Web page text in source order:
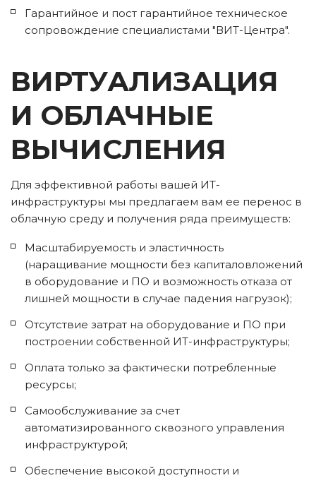
Гарантийное и пост гарантийное техническое
сопровождение специалистами "ВИТ-Центра".
ВИРТУАЛИЗАЦИЯ
И ОБЛАЧНЫЕ
ВЫЧИСЛЕНИЯ
Для эффективной работы вашей ИТ-
инфраструктуры мы предлагаем вам ее перенос в
облачную среду и получения ряда преимуществ:
Масштабируемость и эластичность
(наращивание мощности без капиталовложений
в оборудование и ПО и возможность отказа от
лишней мощности в случае падения нагрузок);
Отсутствие затрат на оборудование и ПО при
построении собственной ИТ-инфраструктуры;
Оплата только за фактически потребленные
ресурсы;
Самообслуживание за счет
автоматизированного сквозного управления
инфраструктурой;
Обеспечение высокой доступности и